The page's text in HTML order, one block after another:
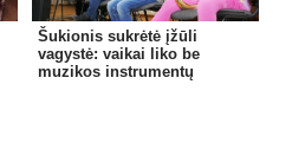
Šukionis sukrėtė įžūli
vagystė: vaikai liko be
muzikos instrumentų